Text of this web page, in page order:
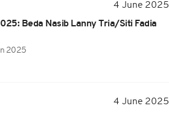
4 June 2025
Beda Nasib Lanny Tria/Siti Fadia
2025
4 June 2025